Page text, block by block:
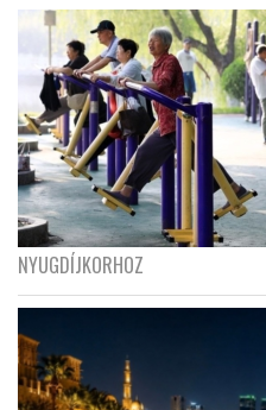
NYUGDÍJKORHOZ